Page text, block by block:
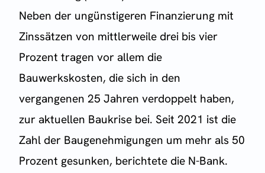
Neben der ungünstigeren Finanzierung mit
Zinssätzen von mittlerweile drei bis vier
Prozent tragen vor allem die
Bauwerkskosten, die sich in den
vergangenen 25 Jahren verdoppelt haben,
zur aktuellen Baukrise bei. Seit 2021 ist die
Zahl der Baugenehmigungen um mehr als 50
Prozent gesunken, berichtete die N-Bank.